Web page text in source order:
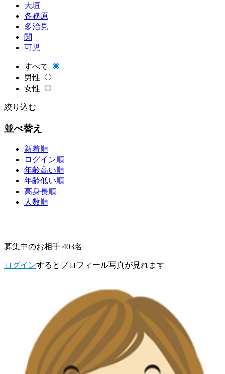
大垣
各務原
多治見
関
可児
すべて
男性
女性
絞り込む
並べ替え
新着順
ログイン順
年齢高い順
年齢低い順
高身長順
人数順
募集中のお相手 403名
ログインするとプロフィール写真が見れます